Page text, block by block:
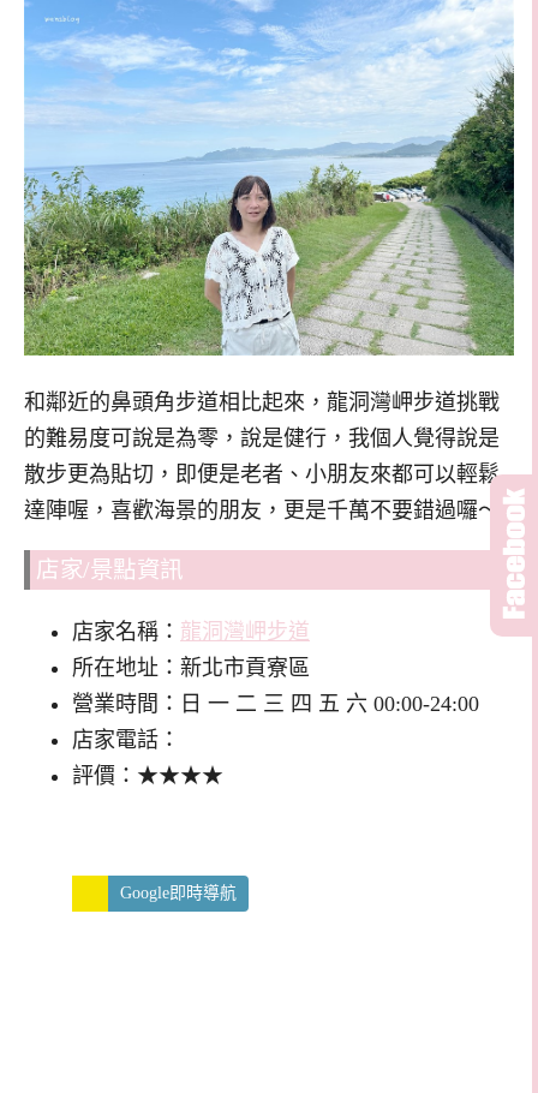
和鄰近的鼻頭角步道相比起來，龍洞灣岬步道挑戰
的難易度可說是為零，說是健行，我個人覺得說是
散步更為貼切，即便是老者、小朋友來都可以輕鬆
達陣喔，喜歡海景的朋友，更是千萬不要錯過囉～
店家/景點資訊
店家名稱： 龍洞灣岬步道
所在地址：新北市貢寮區
營業時間：日 一 二 三 四 五 六 00:00-24:00
店家電話：
評價：★★★★
Google即時導航